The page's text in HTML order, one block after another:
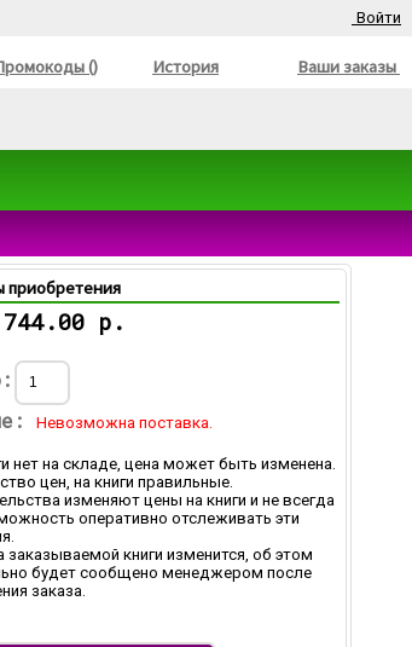
Войти
() История Ваши заказы
приобретения
744.00 р.
Невозможна поставка.
нет на складе, цена может быть изменена.
цен, на книги правильные.
изменяют цены на книги и не всегда
оперативно отслеживать эти
заказываемой книги изменится, об этом
будет сообщено менеджером после
заказа.